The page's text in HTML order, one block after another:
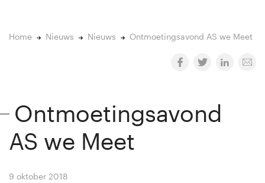
Home Nieuws Nieuws Ontmoetingsavond AS we Meet
Ontmoetingsavond
AS we Meet
9 oktober 2018